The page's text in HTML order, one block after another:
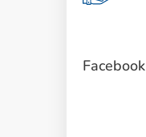
Facebook